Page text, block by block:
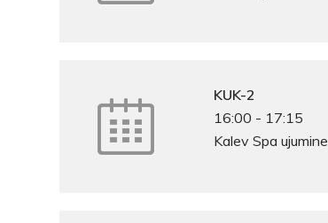
KUK-2
16:00 - 17:15
Kalev Spa ujumine